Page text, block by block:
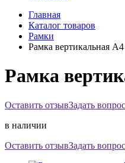
Главная
Каталог товаров
Рамки
Рамка вертикальная А4
Рамка
Оставить отзывЗадать вопрос
в наличии
Оставить отзывЗадать вопрос